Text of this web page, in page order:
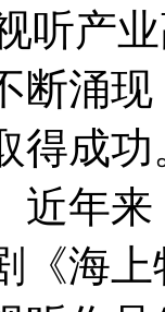
听产
断涌
得成
近年
《海